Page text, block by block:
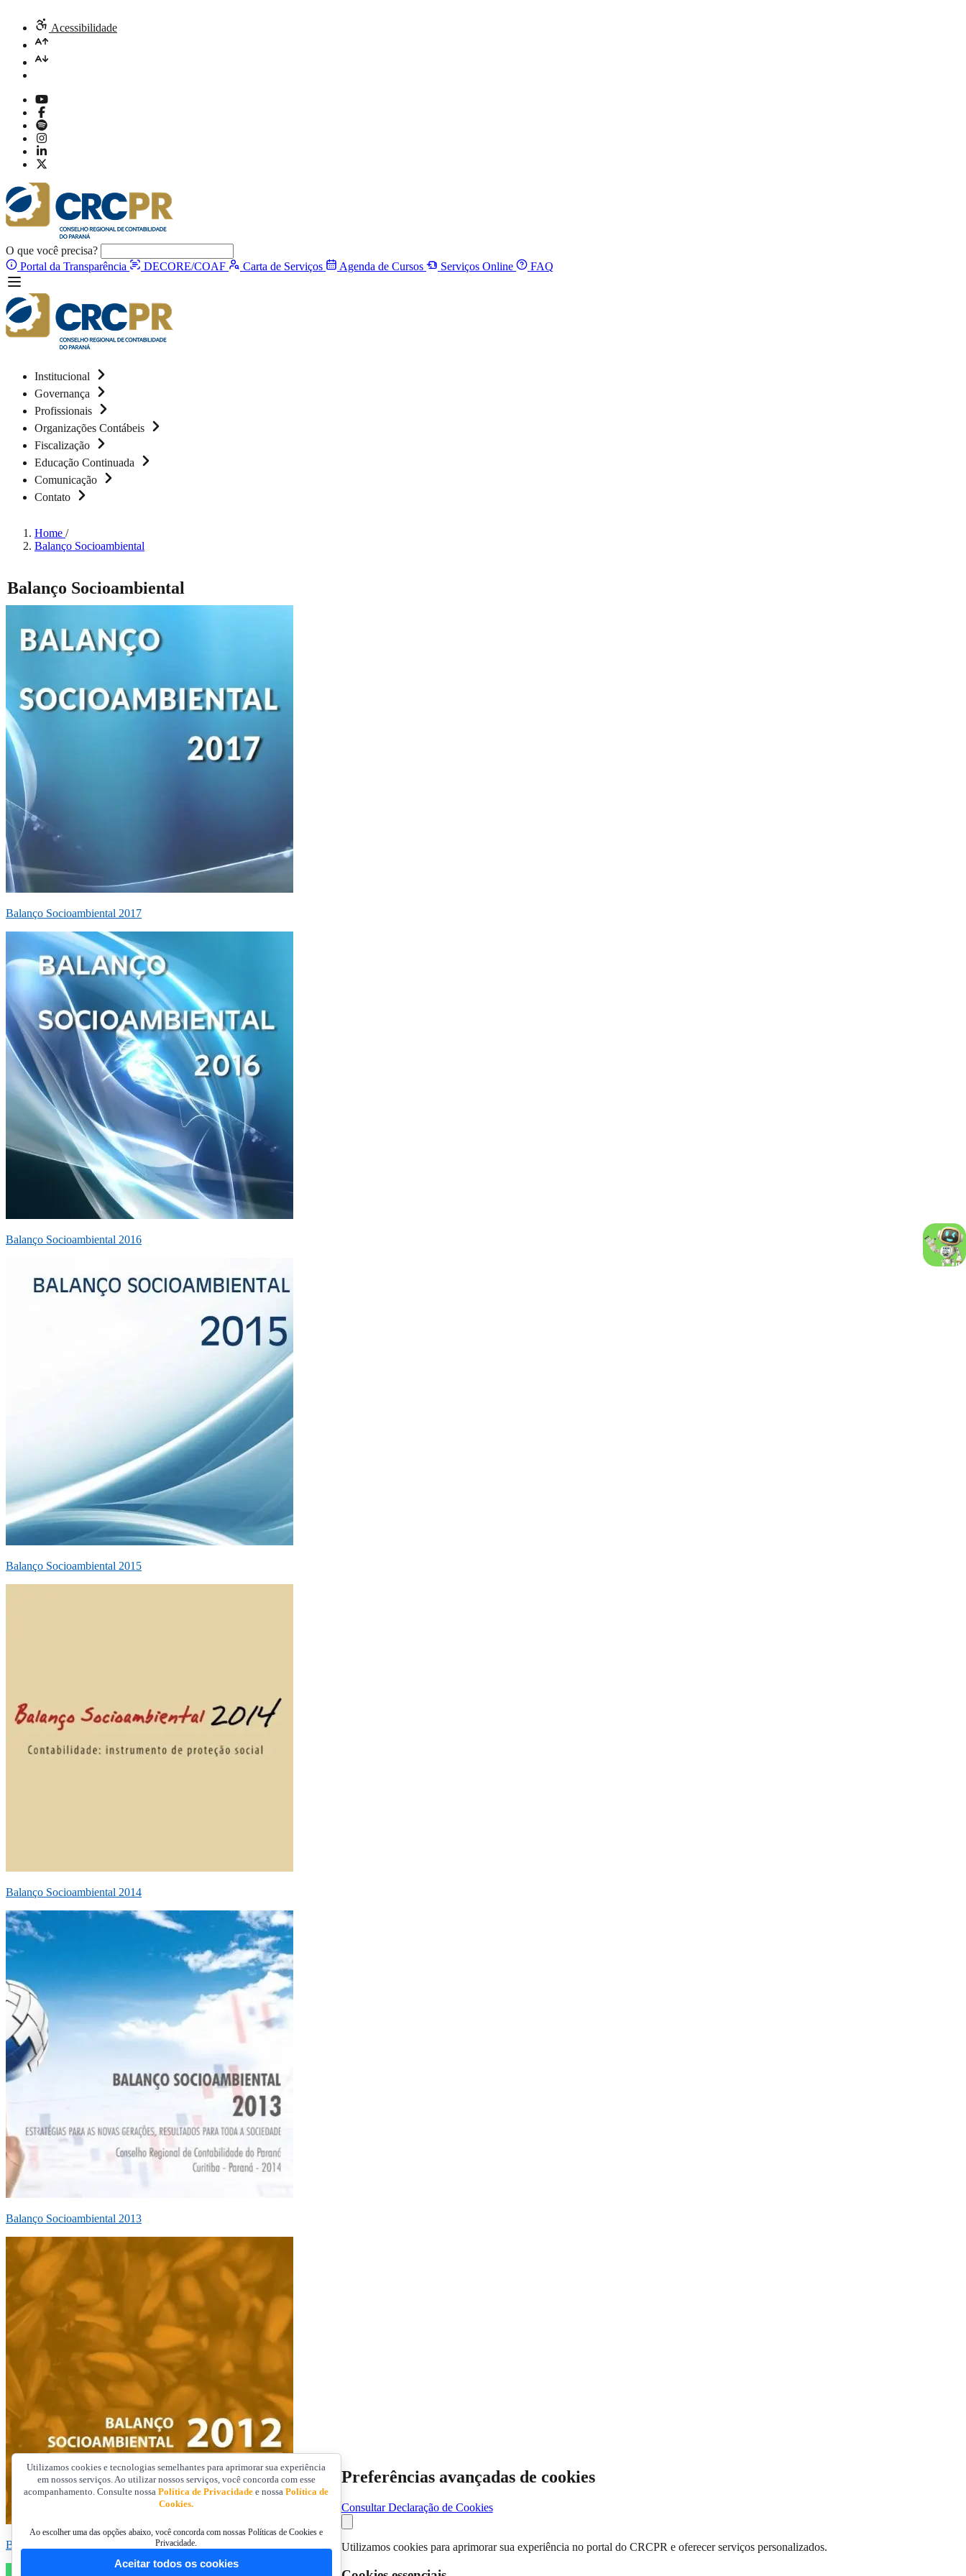
Acessibilidade
O que você precisa?
Portal da Transparência
DECORE/COAF Carta de Serviços Agenda de Cursos Serviços Online FAQ
Institucional
Governança
Profissionais
Organizações Contábeis
Fiscalização
Educação Continuada
Comunicação
Contato
Home /
Balanço Socioambiental
Balanço Socioambiental
Balanço Socioambiental 2017
Balanço Socioambiental 2016
Balanço Socioambiental 2015
Balanço Socioambiental 2014
Balanço Socioambiental 2013
Balanço Socioambiental 2012
Utilizamos cookies e tecnologias semelhantes para aprimorar sua experiência
em nossos serviços. Ao utilizar nossos serviços, você concorda com esse
acompanhamento. Consulte nossaPolítica de Privacidade e nossaPolítica de
Cookies.
Ao escolher uma das opções abaixo, você concorda com nossas Políticas de Cookies e
Privacidade.
Aceitar todos os cookies
Preferências avançadas de cookies
Consultar Declaração de Cookies
Utilizamos cookies para aprimorar sua experiência no portal do CRCPR e oferecer serviços personalizados.